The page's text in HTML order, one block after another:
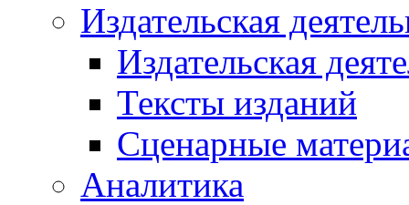
Издательская
Издательская
Тексты изданий
Сценарные
Аналитика